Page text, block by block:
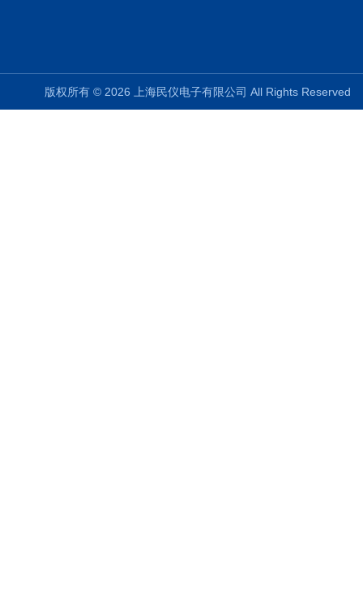
版权所有 © 2026 上海民仪电子有限公司 All Rights